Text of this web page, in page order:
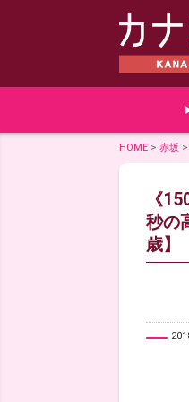
HOME > 赤坂 >
《
秒の
歳】